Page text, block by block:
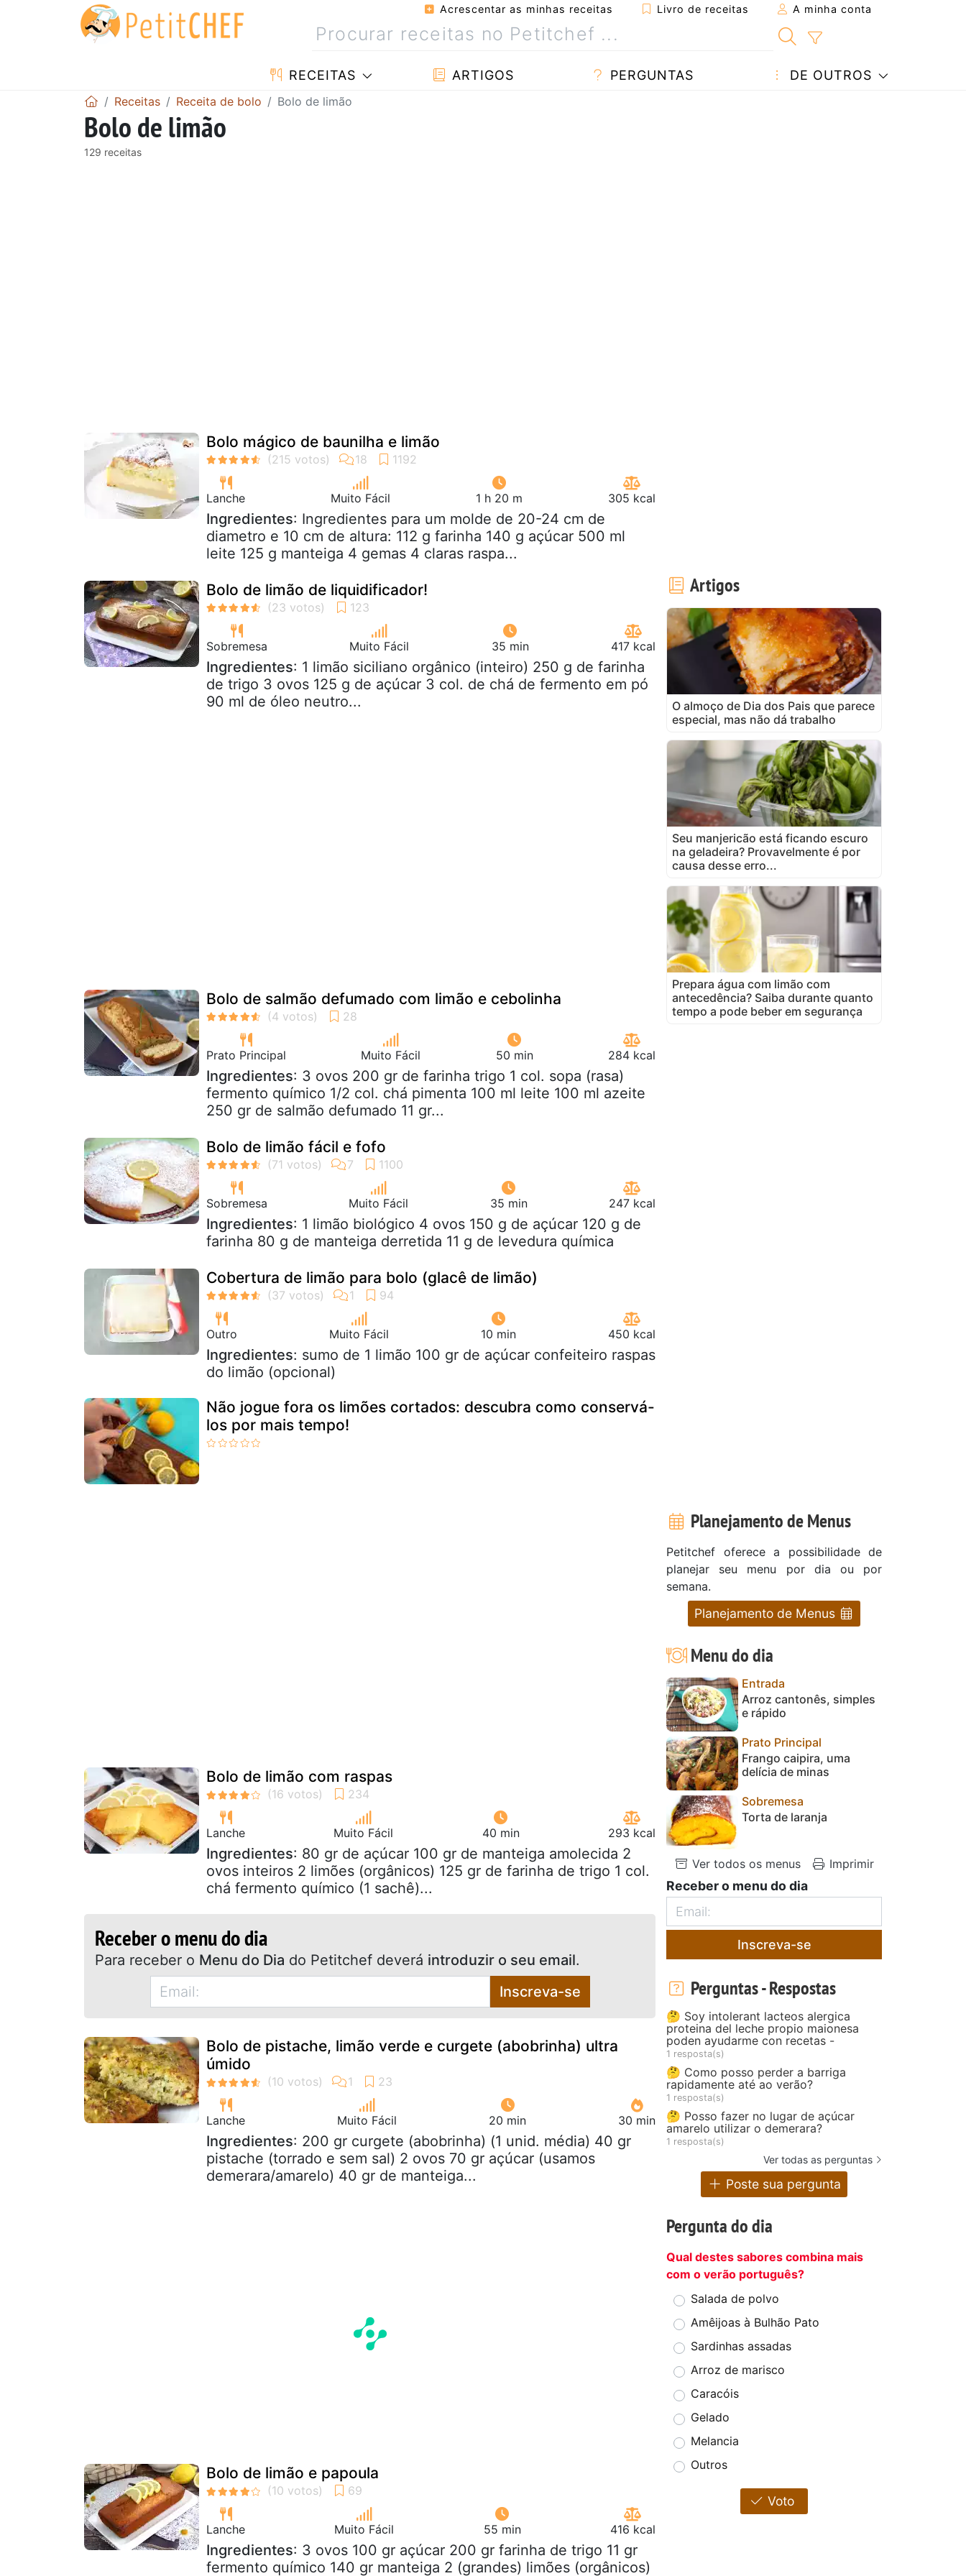
Acrescentar as minhas receitas Livro de receitas A minha conta
RECEITAS ARTIGOS PERGUNTAS DE OUTROS
Receitas Receita de bolo Bolo de limão
Bolo de limão
129 receitas
Bolo mágico de baunilha e limão
Lanche Muito Fácil 1 h 20 m 305 kcal
Ingredientes: Ingredientes para um molde de 20-24 cm de
diametro e 10 cm de altura: 112 g farinha 140 g açúcar 500 ml
leite 125 g manteiga 4 gemas 4 claras raspa...
Bolo de limão de liquidificador!
Sobremesa Muito Fácil 35 min 417 kcal
Ingredientes: 1 limão siciliano orgânico (inteiro) 250 g de farinha
de trigo 3 ovos 125 g de açúcar 3 col. de chá de fermento em pó
90 ml de óleo neutro...
Bolo de salmão defumado com limão e cebolinha
Prato Principal Muito Fácil 50 min 284 kcal
Ingredientes: 3 ovos 200 gr de farinha trigo 1 col. sopa (rasa)
fermento químico 1/2 col. chá pimenta 100 ml leite 100 ml azeite
250 gr de salmão defumado 11 gr...
Bolo de limão fácil e fofo
Sobremesa Muito Fácil 35 min 247 kcal
Ingredientes: 1 limão biológico 4 ovos 150 g de açúcar 120 g de
farinha 80 g de manteiga derretida 11 g de levedura química
Cobertura de limão para bolo (glacê de limão)
Outro Muito Fácil 10 min 450 kcal
Ingredientes: sumo de 1 limão 100 gr de açúcar confeiteiro raspas
do limão (opcional)
Não jogue fora os limões cortados: descubra como conservá-
los por mais tempo!
Bolo de limão com raspas
Lanche Muito Fácil 40 min 293 kcal
Ingredientes: 80 gr de açúcar 100 gr de manteiga amolecida 2
ovos inteiros 2 limões (orgânicos) 125 gr de farinha de trigo 1 col.
chá fermento químico (1 sachê)...
Receber o menu do dia
Para receber o Menu do Dia do Petitchef deverá introduzir o seu email.
Inscreva-se
Bolo de pistache, limão verde e curgete (abobrinha) ultra
úmido
Lanche Muito Fácil 20 min 30 min
Ingredientes: 200 gr curgete (abobrinha) (1 unid. média) 40 gr
pistache (torrado e sem sal) 2 ovos 70 gr açúcar (usamos
demerara/amarelo) 40 gr de manteiga...
Bolo de limão e papoula
Lanche Muito Fácil 55 min 416 kcal
Ingredientes: 3 ovos 100 gr açúcar 200 gr farinha de trigo 11 gr
fermento químico 140 gr manteiga 2 (grandes) limões (orgânicos)
Artigos
O almoço de Dia dos Pais que parece
especial, mas não dá trabalho
Seu manjericão está ficando escuro
na geladeira? Provavelmente é por
causa desse erro...
Prepara água com limão com
antecedência? Saiba durante quanto
tempo a pode beber em segurança
Planejamento de Menus
Petitchef oferece a possibilidade de
planejar seu menu por dia ou por
semana.
Planejamento de Menus
Menu do dia
Entrada
Arroz cantonês, simples
e rápido
Prato Principal
Frango caipira, uma
delícia de minas
Sobremesa
Torta de laranja
Ver todos os menus Imprimir
Receber o menu do dia
Inscreva-se
Perguntas - Respostas
🤔 Soy intolerant lacteos alergica
proteina del leche propio maionesa
poden ayudarme con recetas -
1 resposta(s)
🤔 Como posso perder a barriga
rapidamente até ao verão?
1 resposta(s)
🤔 Posso fazer no lugar de açúcar
amarelo utilizar o demerara?
1 resposta(s)
Ver todas as perguntas
Poste sua pergunta
Pergunta do dia
Qual destes sabores combina mais
com o verão português?
Salada de polvo
Amêijoas à Bulhão Pato
Sardinhas assadas
Arroz de marisco
Caracóis
Gelado
Melancia
Outros
Voto